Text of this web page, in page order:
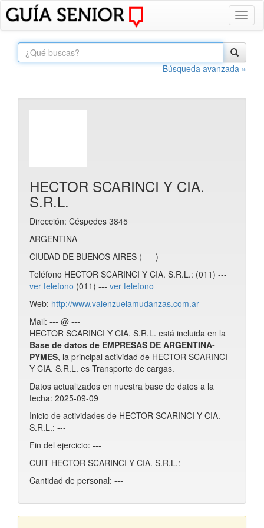
Búsqueda avanzada »
HECTOR SCARINCI Y CIA.
S.R.L.
Dirección: Céspedes 3845
ARGENTINA
CIUDAD DE BUENOS AIRES ( --- )
Teléfono HECTOR SCARINCI Y CIA. S.R.L.: (011) ---
ver telefono (011) --- ver telefono
Web: http://www.valenzuelamudanzas.com.ar
Mail: --- @ ---
HECTOR SCARINCI Y CIA. S.R.L. está incluida en la
Base de datos de EMPRESAS DE ARGENTINA-
PYMES, la principal actividad de HECTOR SCARINCI
Y CIA. S.R.L. es Transporte de cargas.
Datos actualizados en nuestra base de datos a la
fecha: 2025-09-09
Inicio de actividades de HECTOR SCARINCI Y CIA.
S.R.L.: ---
Fin del ejercicio: ---
CUIT HECTOR SCARINCI Y CIA. S.R.L.: ---
Cantidad de personal: ---